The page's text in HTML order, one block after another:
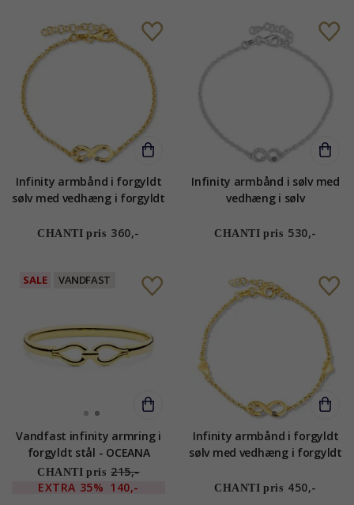
Infinity armbånd i forgyldt
sølv med vedhæng i forgyldt
CHANTI pris 360,-
Infinity armbånd i sølv med
vedhæng i sølv
CHANTI pris 530,-
SALE VANDFAST
Vandfast infinity armring i
forgyldt stål - OCEANA
CHANTI pris 215,-
EXTRA 35% 140,-
Infinity armbånd i forgyldt
sølv med vedhæng i forgyldt
CHANTI pris 450,-